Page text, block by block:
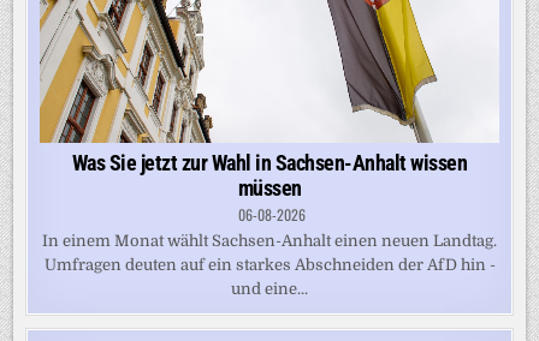
Was Sie jetzt zur Wahl in Sachsen-Anhalt wissen
müssen
06-08-2026
In einem Monat wählt Sachsen-Anhalt einen neuen Landtag.
Umfragen deuten auf ein starkes Abschneiden der AfD hin -
und eine...